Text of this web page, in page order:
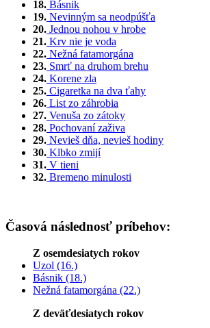
18. Básnik
19. Nevinným sa neodpúšťa
20. Jednou nohou v hrobe
21. Krv nie je voda
22. Nežná fatamorgána
23. Smrť na druhom brehu
24. Korene zla
25. Cigaretka na dva ťahy
26. List zo záhrobia
27. Venuša zo zátoky
28. Pochovaní zaživa
29. Nevieš dňa, nevieš hodiny
30. Klbko zmijí
31. V tieni
32. Bremeno minulosti
Časová následnosť príbehov:
Z osemdesiatych rokov
Uzol (16.)
Básnik (18.)
Nežná fatamorgána (22.)
Z deväťdesiatych rokov